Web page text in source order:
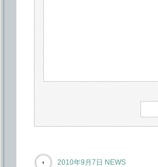
2010年9月7日 NEWS